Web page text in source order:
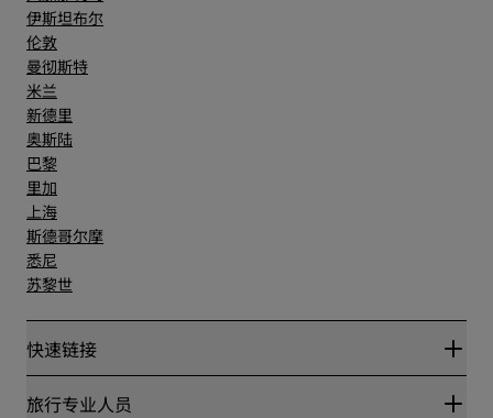
伊斯坦布尔
伦敦
曼彻斯特
米兰
新德里
奥斯陆
巴黎
里加
上海
斯德哥尔摩
悉尼
苏黎世
快速链接
丽赏会
旅行专业人员